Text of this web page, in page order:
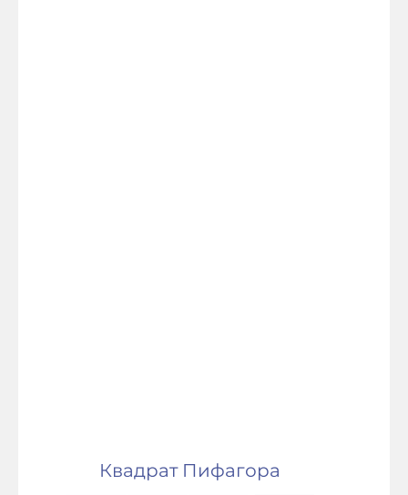
Квадрат Пифагора